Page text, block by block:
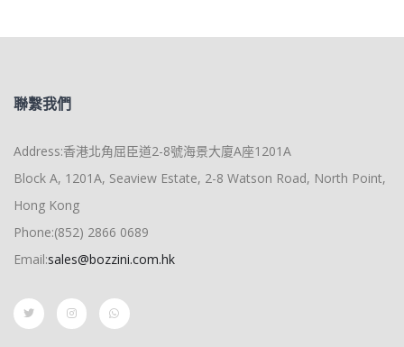
聯繫我們
Address:香港北角屈臣道2-8號海景大廈A座1201A
Block A, 1201A, Seaview Estate, 2-8 Watson Road, North Point,
Hong Kong
Phone:(852) 2866 0689
Email:sales@bozzini.com.hk